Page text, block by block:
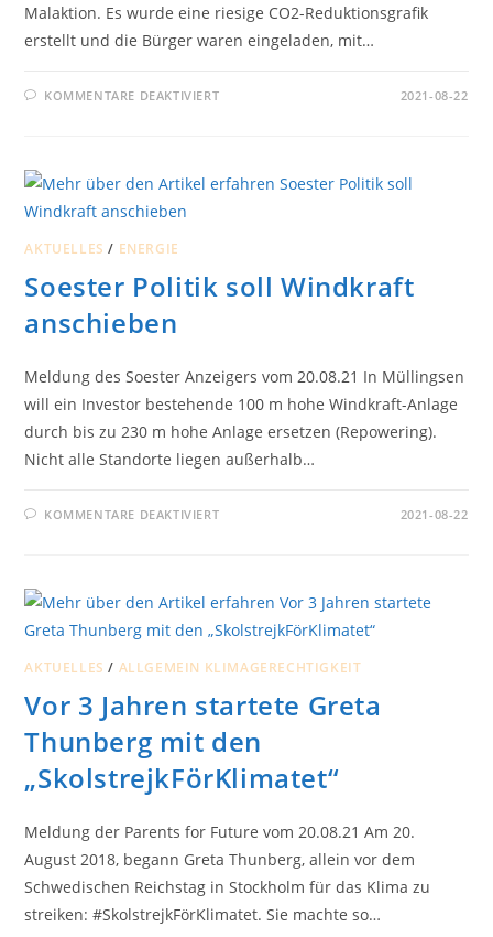
Malaktion. Es wurde eine riesige CO2-Reduktionsgrafik
erstellt und die Bürger waren eingeladen, mit…
KOMMENTARE DEAKTIVIERTFÜR
UTURE“ A
UF D
2021-08-22
AKTUELLES / ENERGIE
Soester Politik soll Windkraft
anschieben
Meldung des Soester Anzeigers vom 20.08.21 In Müllingsen
will ein Investor bestehende 100 m hohe Windkraft-Anlage
durch bis zu 230 m hohe Anlage ersetzen (Repowering).
Nicht alle Standorte liegen außerhalb…
KOMMENTARE DEAKTIVIERTFÜR 2021-08-22
AKTUELLES / ALLGEMEIN KLIMAGERECHTIGKEIT
Vor 3 Jahren startete Greta
Thunberg mit den
„SkolstrejkFörKlimatet“
Meldung der Parents for Future vom 20.08.21 Am 20.
August 2018, begann Greta Thunberg, allein vor dem
Schwedischen Reichstag in Stockholm für das Klima zu
streiken: #SkolstrejkFörKlimatet. Sie machte so…